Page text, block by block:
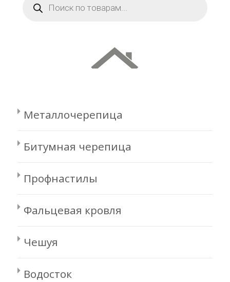
товаров
Металлочерепица
Битумная черепица
Профнастилы
Фальцевая кровля
Чешуя
Водосток